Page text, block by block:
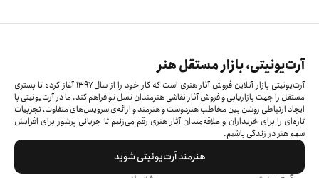
آرت‌یونیتی، بازار مستقل هنر
آرت‌یونیتی بازار آنلاین فروش آثار هنری است که کار خود را از سال ۱۳۹۷ آغاز کرده‌ تا بستری
مستقل را جهت بازاریابی و فروش آثار نقاشی هنرمندان نسل نو فراهم کند. ما در آرت‌یونیتی با
ایجاد ارتباطی روشن بین مخاطب هنردوست و هنرمند و ارائه‌ی سرویس‌های متفاوت، تجربیات
تازه‌ای را برای خریداران و علاقه‌مندان آثار هنری رقم می‌زنیم تا جریانی پرشور برای افزایش
سهم هنر در زندگی باشیم.
هنرمند آرت‌یونیتی شوید